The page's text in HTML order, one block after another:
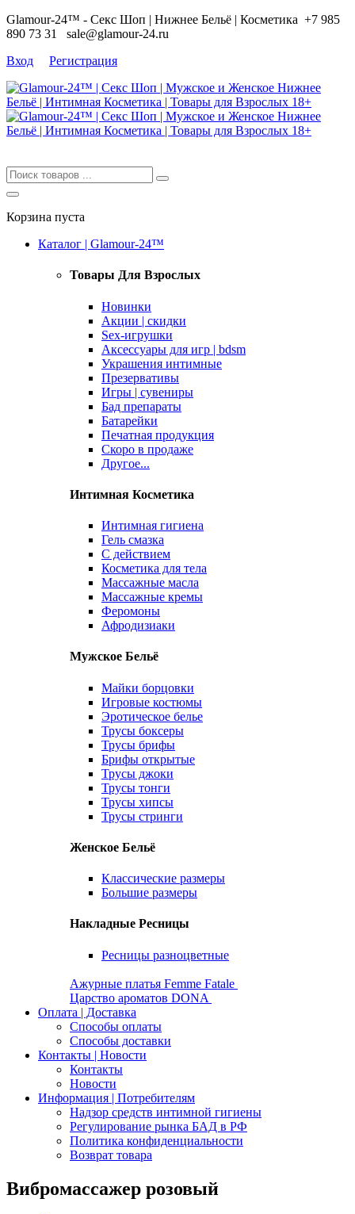
Glamour-24™ - Секс Шоп | Нижнее Бельё | Косметика +7 985
890 73 31 sale@glamour-24.ru
Вход
Регистрация
Корзина пуста
Каталог | Glamour-24™
Товары Для Взрослых
Новинки
Акции | скидки
Sex-игрушки
Аксессуары для игр | bdsm
Украшения интимные
Презервативы
Игры | сувениры
Бад препараты
Батарейки
Печатная продукция
Скоро в продаже
Другое...
Интимная Косметика
Интимная гигиена
Гель смазка
С действием
Косметика для тела
Массажные масла
Массажные кремы
Феромоны
Афродизиаки
Мужское Бельё
Майки борцовки
Игровые костюмы
Эротическое белье
Трусы боксеры
Трусы брифы
Брифы открытые
Трусы джоки
Трусы тонги
Трусы хипсы
Трусы стринги
Женское Бельё
Классические размеры
Большие размеры
Накладные Ресницы
Ресницы разноцветные
Ажурные платья Femme Fatale
Царство ароматов DONA
Оплата | Доставка
Способы оплаты
Способы доставки
Контакты | Новости
Контакты
Новости
Информация | Потребителям
Надзор средств интимной гигиены
Регулирование рынка БАД в РФ
Политика конфиденциальности
Возврат товара
Вибромассажер розовый